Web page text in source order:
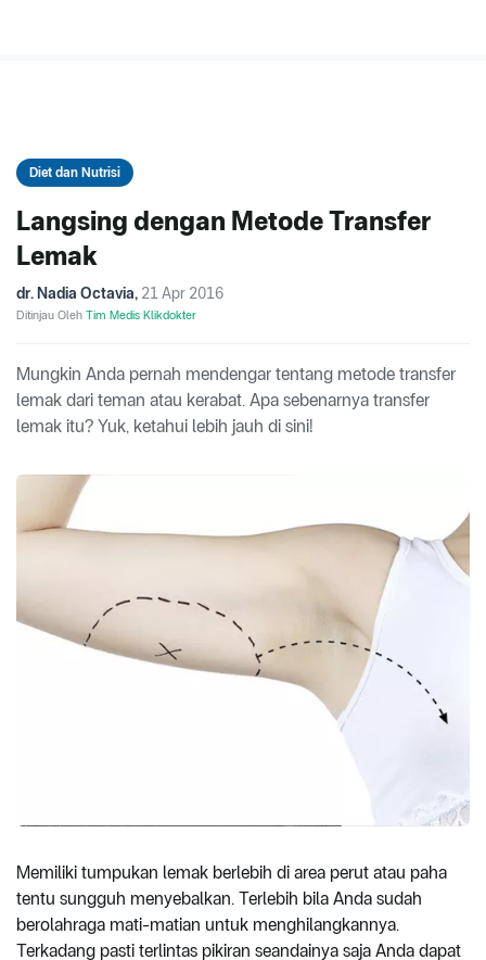
Diet dan Nutrisi
Langsing dengan Metode Transfer
Lemak
dr. Nadia Octavia, 21 Apr 2016
Ditinjau Oleh Tim Medis Klikdokter
Mungkin Anda pernah mendengar tentang metode transfer
lemak dari teman atau kerabat. Apa sebenarnya transfer
lemak itu? Yuk, ketahui lebih jauh di sini!
Memiliki tumpukan lemak berlebih di area perut atau paha
tentu sungguh menyebalkan. Terlebih bila Anda sudah
berolahraga mati-matian untuk menghilangkannya.
Terkadang pasti terlintas pikiran seandainya saja Anda dapat